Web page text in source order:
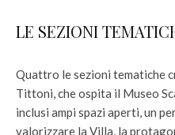
LE SEZIONI
Quattro le sezioni tematiche
Tittoni, che ospita il Museo
inclusi ampi spazi aperti, un
valorizzare la Villa, la